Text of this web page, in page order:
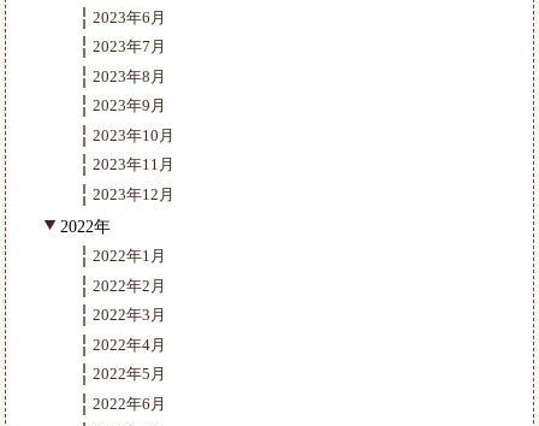
2023年6月
2023年7月
2023年8月
2023年9月
2023年10月
2023年11月
2023年12月
2022年
2022年1月
2022年2月
2022年3月
2022年4月
2022年5月
2022年6月